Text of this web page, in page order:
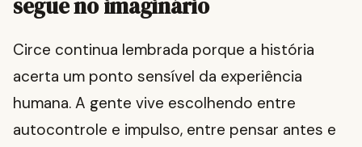
segue no imaginário
Circe continua lembrada porque a história
acerta um ponto sensível da experiência
humana. A gente vive escolhendo entre
autocontrole e impulso, entre pensar antes e